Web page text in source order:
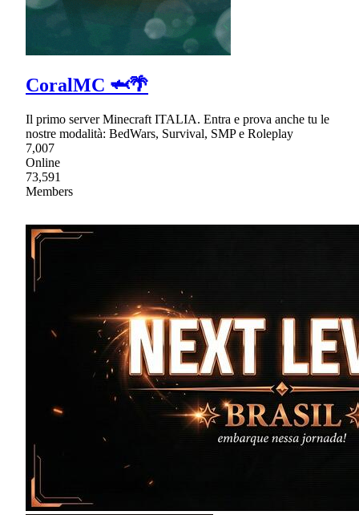
CoralMC 🦈🌴
Il primo server Minecraft ITALIA. Entra e prova anche tu le
nostre modalità: BedWars, Survival, SMP e Roleplay
7,007
Online
73,591
Members